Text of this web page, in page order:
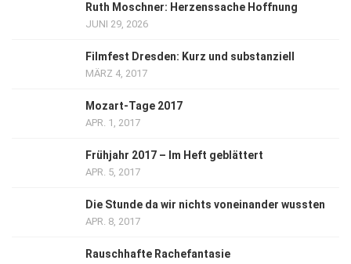
Ruth Moschner: Herzenssache Hoffnung
JUNI 29, 2026
Filmfest Dresden: Kurz und substanziell
MÄRZ 4, 2017
Mozart-Tage 2017
APR. 1, 2017
Frühjahr 2017 – Im Heft geblättert
APR. 5, 2017
Die Stunde da wir nichts voneinander wussten
APR. 8, 2017
Rauschhafte Rachefantasie